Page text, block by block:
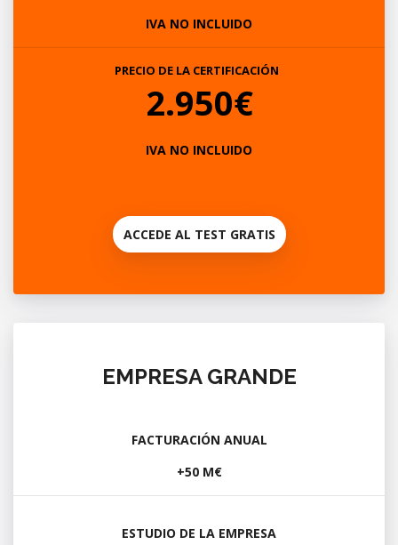
IVA NO INCLUIDO
PRECIO DE LA CERTIFICACIÓN
2.950€
IVA NO INCLUIDO
ACCEDE AL TEST GRATIS
EMPRESA GRANDE
FACTURACIÓN ANUAL
+50 M€
ESTUDIO DE LA EMPRESA